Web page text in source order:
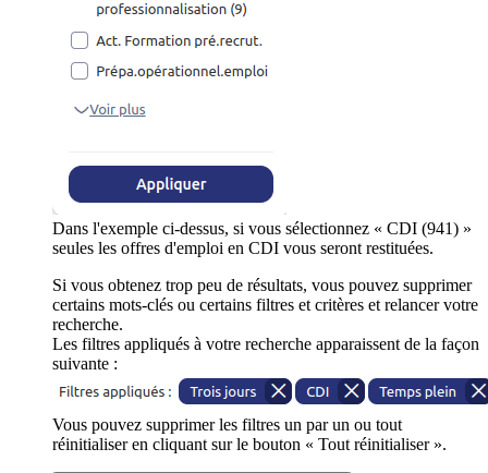
Dans l'exemple ci-dessus, si vous sélectionnez « CDI (941) »
seules les offres d'emploi en CDI vous seront restituées.
Si vous obtenez trop peu de résultats, vous pouvez supprimer
certains mots-clés ou certains filtres et critères et relancer votre
recherche.
Les filtres appliqués à votre recherche apparaissent de la façon
suivante :
Vous pouvez supprimer les filtres un par un ou tout
réinitialiser en cliquant sur le bouton « Tout réinitialiser ».